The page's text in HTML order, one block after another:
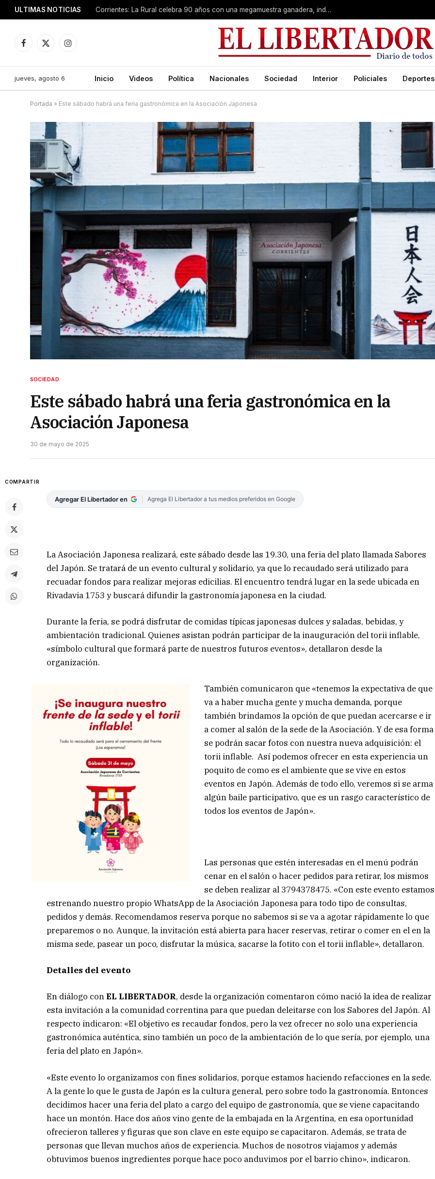
ULTIMAS NOTICIAS Corrientes: La Rural celebra 90 años con una megamuestra ganadera, industrial y artística
Facebook
X
Instagram
jueves, agosto 6 Inicio Videos Política Nacionales Sociedad Interior Policiales Deportes
Portada » Este sábado habrá una feria gastronómica en la Asociación Japonesa
SOCIEDAD
Este sábado habrá una feria gastronómica en la
Asociación Japonesa
30 de mayo de 2025
COMPARTIR
Agregar El Libertador en Agrega El Libertador a tus medios preferidos en Google
La Asociación Japonesa realizará, este sábado desde las 19.30, una feria del plato llamada Sabores
del Japón. Se tratará de un evento cultural y solidario, ya que lo recaudado será utilizado para
recuadar fondos para realizar mejoras edicilias. El encuentro tendrá lugar en la sede ubicada en
Rivadavia 1753 y buscará difundir la gastronomía japonesa en la ciudad.
Durante la feria, se podrá disfrutar de comidas típicas japonesas dulces y saladas, bebidas, y
ambientación tradicional. Quienes asistan podrán participar de la inauguración del torii inflable,
«símbolo cultural que formará parte de nuestros futuros eventos», detallaron desde la
organización.
También comunicaron que «tenemos la expectativa de que
va a haber mucha gente y mucha demanda, porque
también brindamos la opción de que puedan acercarse e ir
a comer al salón de la sede de la Asociación. Y de esa forma
se podrán sacar fotos con nuestra nueva adquisición: el
torii inflable. Así podemos ofrecer en esta experiencia un
poquito de como es el ambiente que se vive en estos
eventos en Japón. Además de todo ello, veremos si se arma
algún baile participativo, que es un rasgo característico de
todos los eventos de Japón».
Las personas que estén interesadas en el menú podrán
cenar en el salón o hacer pedidos para retirar, los mismos
se deben realizar al 3794378475. «Con este evento estamos
estrenando nuestro propio WhatsApp de la Asociación Japonesa para todo tipo de consultas,
pedidos y demás. Recomendamos reserva porque no sabemos si se va a agotar rápidamente lo que
preparemos o no. Aunque, la invitación está abierta para hacer reservas, retirar o comer en el en la
misma sede, pasear un poco, disfrutar la música, sacarse la fotito con el torii inflable», detallaron.
Detalles del evento
En diálogo conEL LIBERTADOR, desde la organización comentaron cómo nació la idea de realizar
esta invitación a la comunidad correntina para que puedan deleitarse con los Sabores del Japón. Al
respecto indicaron: «El objetivo es recaudar fondos, pero la vez ofrecer no solo una experiencia
gastronómica auténtica, sino también un poco de la ambientación de lo que sería, por ejemplo, una
feria del plato en Japón».
«Este evento lo organizamos con fines solidarios, porque estamos haciendo refacciones en la sede.
A la gente lo que le gusta de Japón es la cultura general, pero sobre todo la gastronomía. Entonces
decidimos hacer una feria del plato a cargo del equipo de gastronomía, que se viene capacitando
hace un montón. Hace dos años vino gente de la embajada en la Argentina, en esa oportunidad
ofrecieron talleres y figuras que son clave en este equipo se capacitaron. Además, se trata de
personas que llevan muchos años de experiencia. Muchos de nosotros viajamos y además
obtuvimos buenos ingredientes porque hace poco anduvimos por el barrio chino», indicaron.